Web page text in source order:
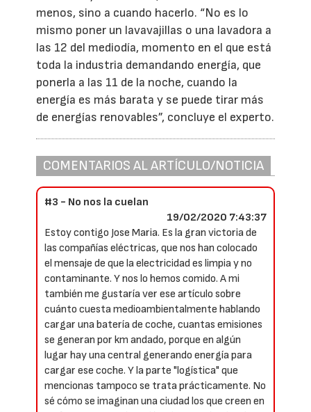
menos, sino a cuando hacerlo. “No es lo
mismo poner un lavavajillas o una lavadora a
las 12 del mediodía, momento en el que está
toda la industria demandando energía, que
ponerla a las 11 de la noche, cuando la
energía es más barata y se puede tirar más
de energías renovables”, concluye el experto.
COMENTARIOS AL ARTÍCULO/NOTICIA
#3 - No nos la cuelan
19/02/2020 7:43:37
Estoy contigo Jose Maria. Es la gran victoria de
las compañías eléctricas, que nos han colocado
el mensaje de que la electricidad es limpia y no
contaminante. Y nos lo hemos comido. A mi
también me gustaría ver ese artículo sobre
cuánto cuesta medioambientalmente hablando
cargar una batería de coche, cuantas emisiones
se generan por km andado, porque en algún
lugar hay una central generando energía para
cargar ese coche. Y la parte "logística" que
mencionas tampoco se trata prácticamente. No
sé cómo se imaginan una ciudad los que creen en